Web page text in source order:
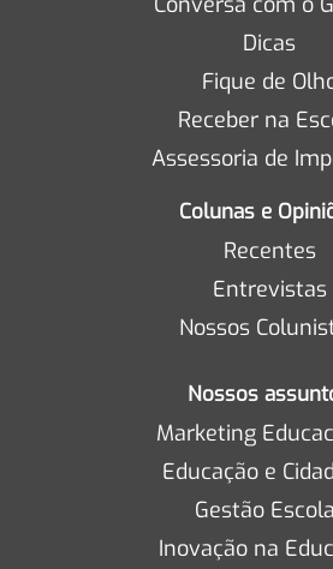
Dicas
Fique de
Receber na
Assessoria de
Colunas e
Recentes
Entrevistas
Nossos
Nossos
Marketing
Educação e
Gestão
Inovação na